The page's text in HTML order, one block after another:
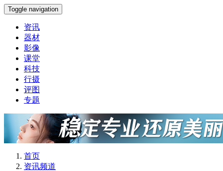
Toggle navigation
资讯
器材
影像
课堂
科技
行摄
评图
专题
首页
资讯频道